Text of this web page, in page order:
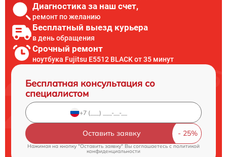
Диагностика за наш счет,
ремонт по желанию
Бесплатный выезд курьера
в день обращения
Срочный ремонт
ноутбука Fujitsu E5512 BLACK от 35 минут
Бесплатная консультация со
специалистом
Оставить заявку
Нажимая на кнопку "Оставить заявку" Вы соглашаетесь cполитикой
конфиденциальности